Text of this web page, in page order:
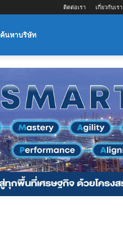
ติดต่อเรา เกี่ยวกับเรา
ค้นหาบริษัท